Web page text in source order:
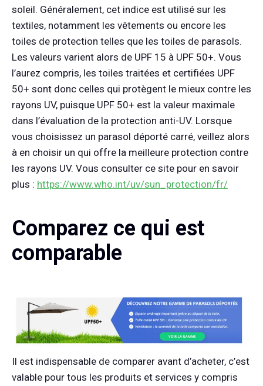
soleil. Généralement, cet indice est utilisé sur les
textiles, notamment les vêtements ou encore les
toiles de protection telles que les toiles de parasols.
Les valeurs varient alors de UPF 15 à UPF 50+. Vous
l’aurez compris, les toiles traitées et certifiées UPF
50+ sont donc celles qui protègent le mieux contre les
rayons UV, puisque UPF 50+ est la valeur maximale
dans l’évaluation de la protection anti-UV. Lorsque
vous choisissez un parasol déporté carré, veillez alors
à en choisir un qui offre la meilleure protection contre
les rayons UV. Vous consulter ce site pour en savoir
plus : https://www.who.int/uv/sun_protection/fr/
Comparez ce qui est
comparable
Il est indispensable de comparer avant d’acheter, c’est
valable pour tous les produits et services y compris